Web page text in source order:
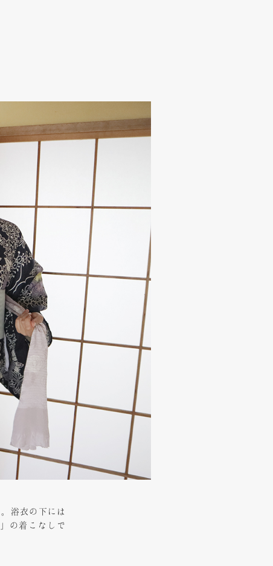
浴衣の下には
の着こなしで